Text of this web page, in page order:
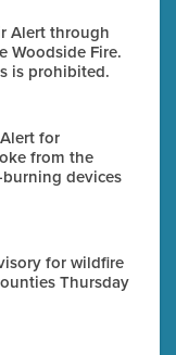
Alert through
Woodside Fire.
is prohibited.
for
from the
devices
for wildfire
Thursday